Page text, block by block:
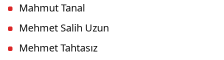
Mahmut Tanal
Mehmet Salih Uzun
Mehmet Tahtasız